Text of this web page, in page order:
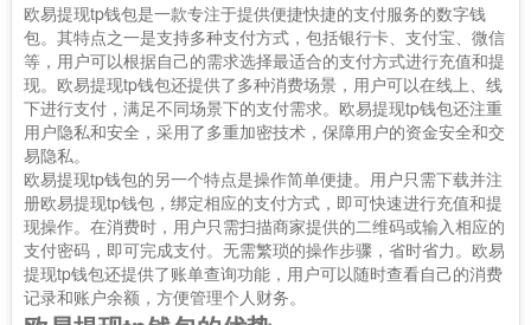
欧易提现tp钱包是一款专注于提供便捷快捷的支付服务的数字钱
包。其特点之一是支持多种支付方式，包括银行卡、支付宝、微信
等，用户可以根据自己的需求选择最适合的支付方式进行充值和提
现。欧易提现tp钱包还提供了多种消费场景，用户可以在线上、线
下进行支付，满足不同场景下的支付需求。欧易提现tp钱包还注重
用户隐私和安全，采用了多重加密技术，保障用户的资金安全和交
易隐私。
欧易提现tp钱包的另一个特点是操作简单便捷。用户只需下载并注
册欧易提现tp钱包，绑定相应的支付方式，即可快速进行充值和提
现操作。在消费时，用户只需扫描商家提供的二维码或输入相应的
支付密码，即可完成支付。无需繁琐的操作步骤，省时省力。欧易
提现tp钱包还提供了账单查询功能，用户可以随时查看自己的消费
记录和账户余额，方便管理个人财务。